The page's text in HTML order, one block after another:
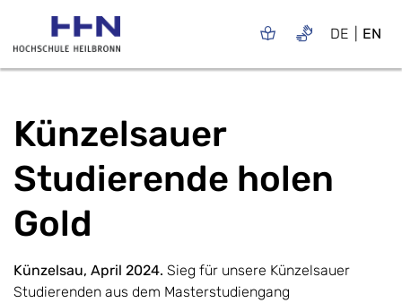
DE EN
Künzelsauer
Studierende holen
Gold
Künzelsau, April 2024. Sieg für unsere Künzelsauer
Studierenden aus dem Masterstudiengang